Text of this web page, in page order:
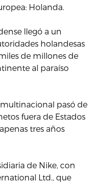
Holanda.
llegó a un
holandesas
de millones de
al paraíso
multinacional pasó de
fuera de Estados
tres años
de Nike, con
Ltd., que